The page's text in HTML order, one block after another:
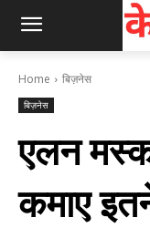
Home बिज़नेस
बिज़नेस
एलन
कमाए